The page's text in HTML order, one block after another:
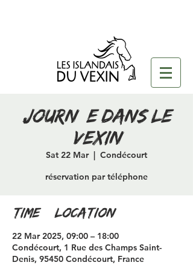
journée dans le
vexin
Sat 22 Mar
  |
Condécourt
réservation par téléphone
Time & Location
22 Mar 2025, 09:00 – 18:00
Condécourt, 1 Rue des Champs Saint-
Denis, 95450 Condécourt, France